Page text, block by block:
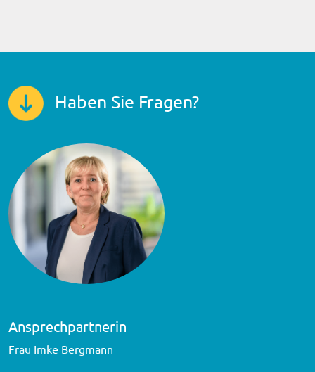
Haben Sie Fragen?
Ansprechpartnerin
Frau Imke Bergmann